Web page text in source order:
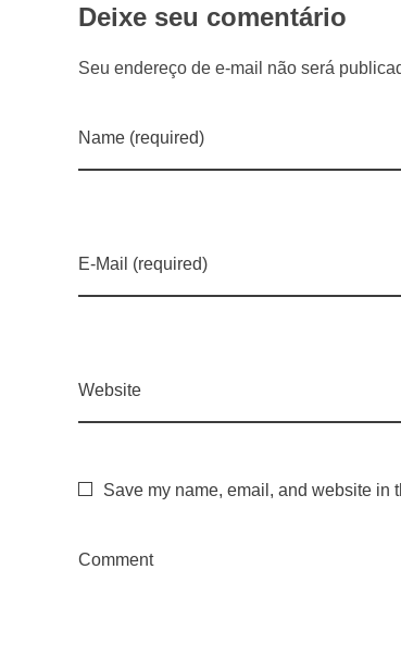
n
m
o
e
a
Deixe seu comentário
Seu endereço de e-mail não será
Name (required)
E-Mail (required)
Website
Save my name, email, and website in
Comment